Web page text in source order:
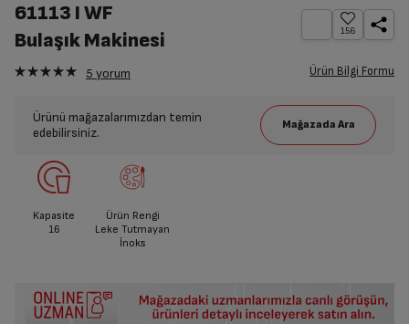
61113 I WF
Bulaşık Makinesi
156
5 yorum Ürün Bilgi Formu
Ürünü mağazalarımızdan temin
edebilirsiniz.
Kapasite
16
Ürün Rengi
Leke Tutmayan
İnoks